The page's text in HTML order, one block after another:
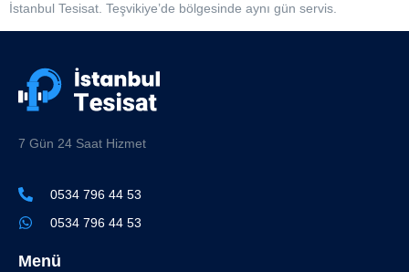
İstanbul Tesisat. Teşvikiye’de bölgesinde aynı gün servis.
7 Gün 24 Saat Hizmet
0534 796 44 53
0534 796 44 53
Menü